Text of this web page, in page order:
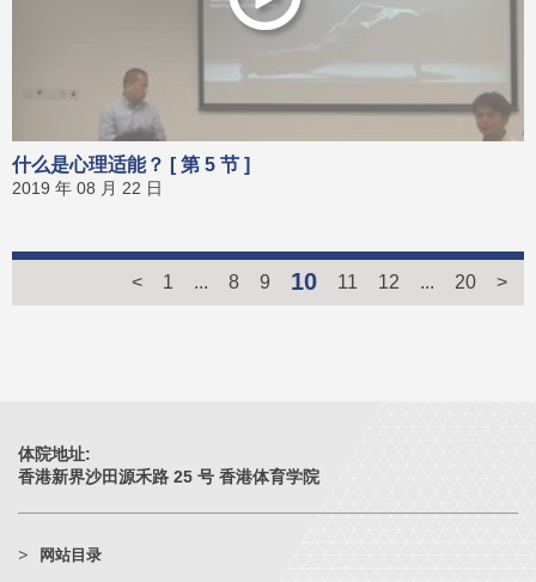
什么是心理适能？ [ 第 5 节 ]
2019 年 08 月 22 日
< 1 ... 8 9 10 11 12 ... 20 >
体院地址:
香港新界沙田源禾路 25 号 香港体育学院
网站目录